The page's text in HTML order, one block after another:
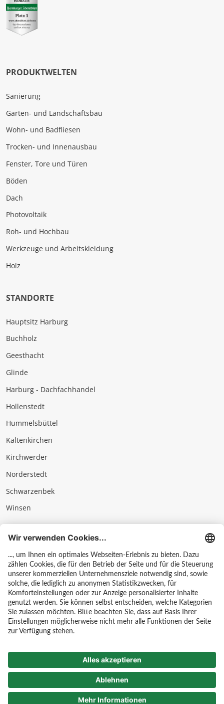
PRODUKTWELTEN
Sanierung
Garten- und Landschaftsbau
Wohn- und Badfliesen
Trocken- und Innenausbau
Fenster, Tore und Türen
Böden
Dach
Photovoltaik
Roh- und Hochbau
Werkzeuge und Arbeitskleidung
Holz
STANDORTE
Hauptsitz Harburg
Buchholz
Geesthacht
Glinde
Harburg - Dachfachhandel
Hollenstedt
Hummelsbüttel
Kaltenkirchen
Kirchwerder
Norderstedt
Schwarzenbek
Winsen
Impressum
Datenschutz & AGB
Hinweisgebersystem
Kontakt
Karriere